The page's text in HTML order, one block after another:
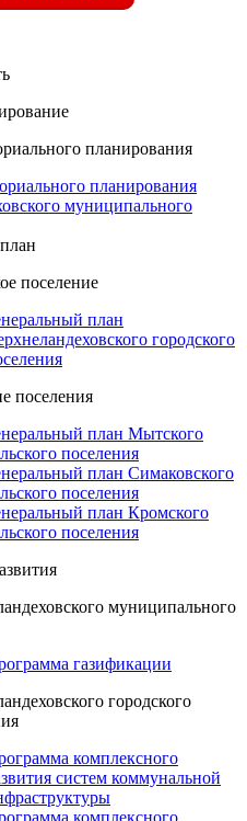
планирования
планирования
муниципального
поселение
план
городского
поселения
план Мытского
поселения
план Симаковского
поселения
план Кромского
поселения
муниципального
газификации
городского
комплексного
систем коммунальной
комплексного